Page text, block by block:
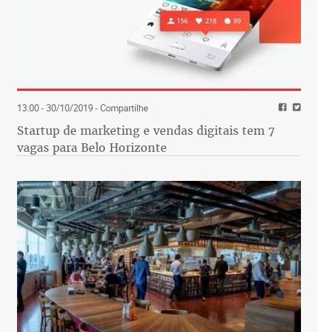
13:00 - 30/10/2019- Compartilhe
Startup de marketing e vendas digitais tem 7
vagas para Belo Horizonte